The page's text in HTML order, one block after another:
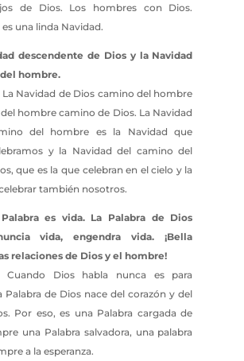
de Dios. Los hombres con Dios.
una linda Navidad.
descendente de Dios y la Navidad
hombre.
La Navidad de Dios camino del hombre
hombre camino de Dios. La Navidad
del hombre es la Navidad que
y la Navidad del camino del
que es la que celebran en el cielo y la
también nosotros.
es vida. La Palabra de Dios
vida, engendra vida. ¡Bella
relaciones de Dios y el hombre!
Cuando Dios habla nunca es para
Palabra de Dios nace del corazón y del
Por eso, es una Palabra cargada de
una Palabra salvadora, una palabra
a la esperanza.